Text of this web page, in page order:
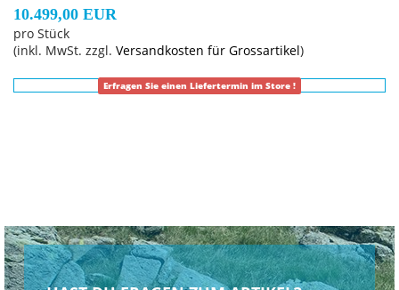
10.499,00 EUR
pro Stück
(inkl. MwSt. zzgl. Versandkosten für Grossartikel)
Erfragen Sie einen Liefertermin im Store !